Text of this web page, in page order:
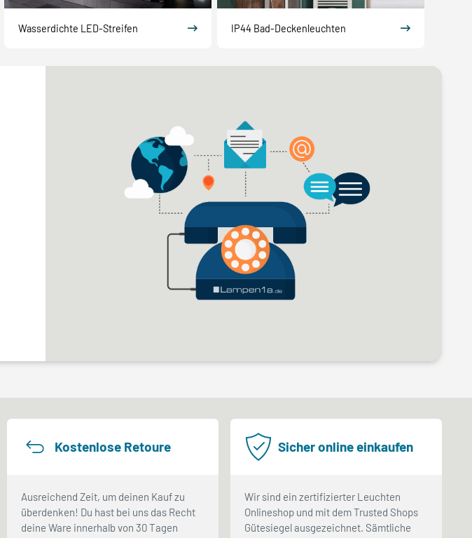
Wasserdichte LED-Streifen IP44 Bad-Deckenleuchten
Kostenlose Retoure
Ausreichend Zeit, um deinen Kauf zu
überdenken! Du hast bei uns das Recht
deine Ware innerhalb von 30 Tagen
Sicher online einkaufen
Wir sind ein zertifizierter Leuchten
Onlineshop und mit dem Trusted Shops
Gütesiegel ausgezeichnet. Sämtliche